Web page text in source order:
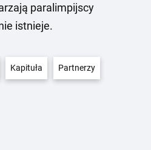
paralimpijscy
istnieje.
Kapituła Partnerzy